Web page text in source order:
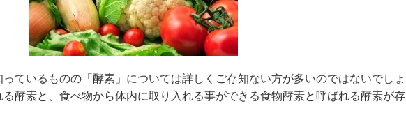
ているものの「酵素」については詳しくご存知ない方が多いのではないでしょ
酵素と、食べ物から体内に取り入れる事ができる食物酵素と呼ばれる酵素が存